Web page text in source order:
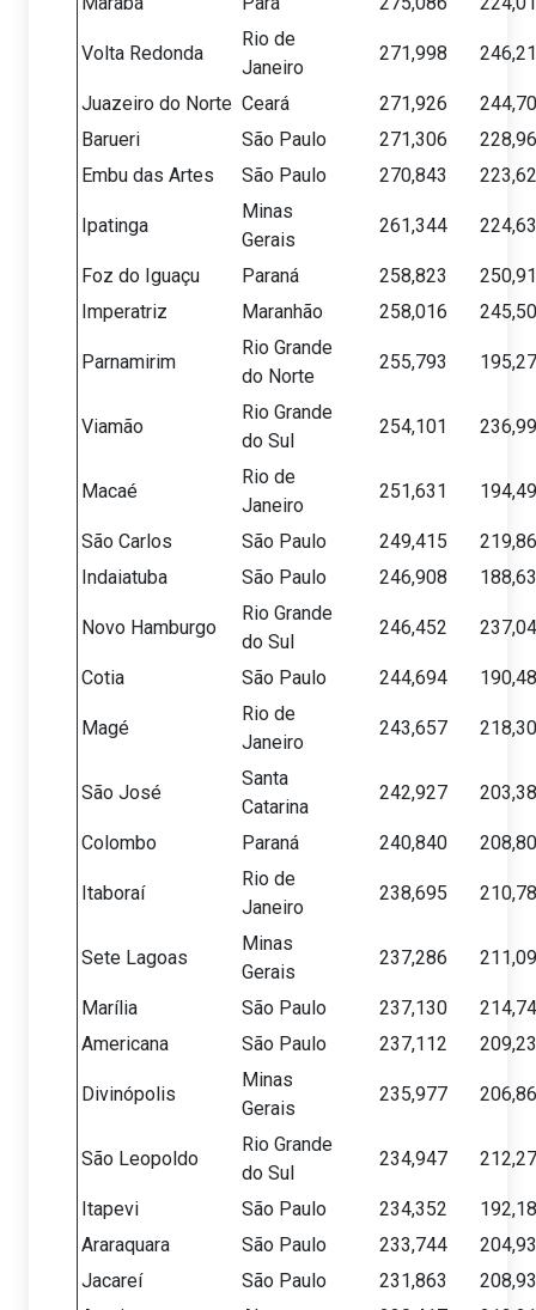
Volta Redonda
Rio de
Janeiro
271,998
Juazeiro do Norte Ceará 271,926
Barueri
São Paulo 271,306
Embu das Artes
São Paulo 270,843
Ipatinga
Minas
Gerais
261,344
Foz do Iguaçu Paraná 258,823
Imperatriz
Maranhão 258,016
Parnamirim
Rio Grande
do Norte
255,793
Viamão
Rio Grande
do Sul
254,101
Macaé
Rio de
Janeiro
251,631
São Carlos São Paulo 249,415
Indaiatuba
São Paulo 246,908
Novo Hamburgo
Rio Grande
do Sul
246,452
Cotia São Paulo 244,694
Magé
Rio de
Janeiro
243,657
São José
Santa
Catarina
242,927
Colombo Paraná 240,840
Itaboraí
Rio de
Janeiro
238,695
Sete Lagoas
Minas
Gerais
237,286
Marília São Paulo 237,130
Americana
São Paulo 237,112
Divinópolis
Minas
Gerais
235,977
São Leopoldo
Rio Grande
do Sul
234,947
Itapevi São Paulo 234,352
Araraquara
São Paulo 233,744
Jacareí
São Paulo 231,863